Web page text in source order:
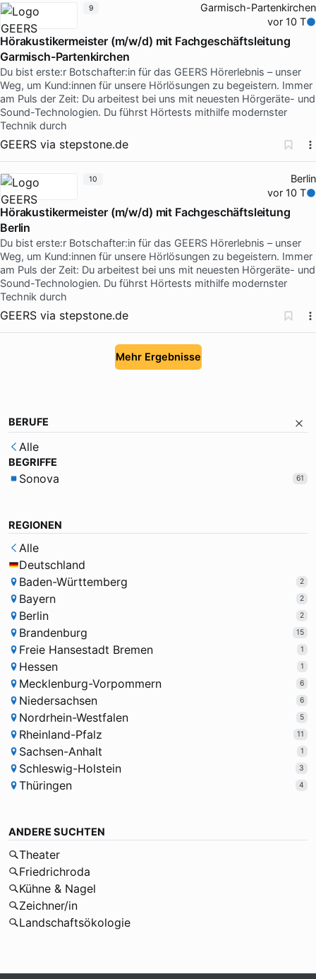
Garmisch-Partenkirchen
vor 10 T
Hörakustikermeister (m/w/d) mit Fachgeschäftsleitung
Garmisch-Partenkirchen
Du bist erste:r Botschafter:in für das GEERS Hörerlebnis – unser
Weg, um Kund:innen für unsere Hörlösungen zu begeistern. Immer
am Puls der Zeit: Du arbeitest bei uns mit neuesten Hörgeräte- und
Sound-Technologien. Du führst Hörtests mithilfe modernster
Technik durch
GEERS via stepstone.de
9
Berlin
vor 10 T
Hörakustikermeister (m/w/d) mit Fachgeschäftsleitung
Berlin
Du bist erste:r Botschafter:in für das GEERS Hörerlebnis – unser
Weg, um Kund:innen für unsere Hörlösungen zu begeistern. Immer
am Puls der Zeit: Du arbeitest bei uns mit neuesten Hörgeräte- und
Sound-Technologien. Du führst Hörtests mithilfe modernster
Technik durch
GEERS via stepstone.de
10
Mehr Ergebnisse
BERUFE
Alle
BEGRIFFE
Sonova 61
REGIONEN
Alle
Deutschland
Baden-Württemberg
2
Bayern 2
Berlin 2
Brandenburg 15
Freie Hansestadt Bremen 1
Hessen 1
Mecklenburg-Vorpommern 6
Niedersachsen 6
Nordrhein-Westfalen 5
Rheinland-Pfalz 11
Sachsen-Anhalt 1
Schleswig-Holstein 3
Thüringen 4
ANDERE SUCHTEN
Theater
Friedrichroda
Kühne & Nagel
Zeichner/in
Landschaftsökologie